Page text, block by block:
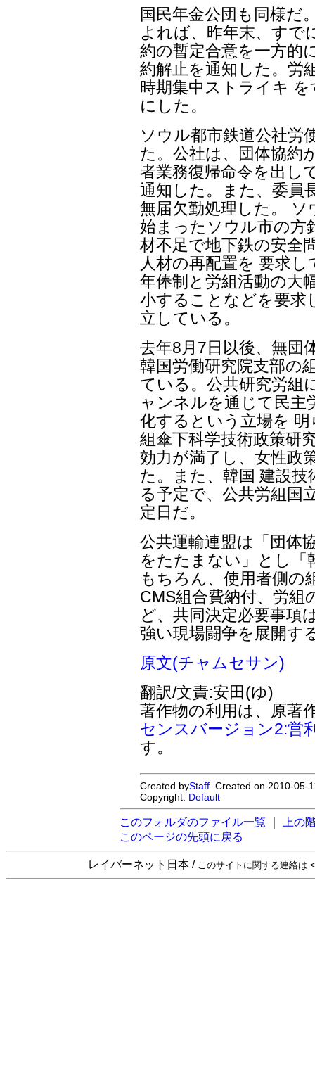
国民年金公団も同様だ
よれば、昨年末、すで
約の暫定合意を一方的
約解止を通知した。労
時期集中ストライキ
にした。
ソウル都市鉄道公社労
た。公社は、団体協約
者業務復帰命令を出し
通知した。また、委員
無届欠勤処理した。
始まったソウル市の方
材不足で地下鉄の安全
人材の再配置を 要求
年俸制と労組活動の大
小することなどを要求
立している。
去年8月7日以後、無団
韓国労働研究院支部の
ている。公共研究労組
ャンネルを通じて民主
化するという立場を
組傘下科学技術政策研
効力が満了し、女性政
た。また、韓国 建設
る予定で、公共労組国
定日だ。
公共運輸連盟は「団体
をたたまない」とし「
もちろん、使用者側の
CMS組合費納付、労組
ど、共同決定必要事項
強い現場闘争を展開す
原文(チャムセサン)
翻訳/文責:安田(ゆ)
著作物の利用は、原著
センスバージョン2:営
す。
Created byStaff . Created on 2010-
Copyright: Default
このフォルダのファイル一覧
上の
このページの先頭に戻る
レイバーネット日本 / このサイトに関する連絡は